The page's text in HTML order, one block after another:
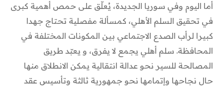
أما اليوم وفي سوريا الجديدة، يُعلّق على حمص أهمية كبرى
في تحقيق السلم الأهلي، كمسألة مفصلية تحتاج جهدا
كبيرا لرأب الصدع الاجتماعي بين المكونات المختلفة في
المحافظة. سلم أهلي يجمع لا يفرق، و يعبّد طريق
المصالحة للسير نحو عدالة انتقالية يمكن الانطلاق منها
حال نجاحها وإتمامها نحو جمهورية ثالثة وتأسيس عقد